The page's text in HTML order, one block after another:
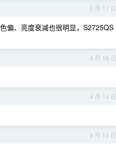
5 月 17 日
偏、亮度衰减也很明显，S2725QS
4 月 16 日
4 月 14 日
4 月 14 日